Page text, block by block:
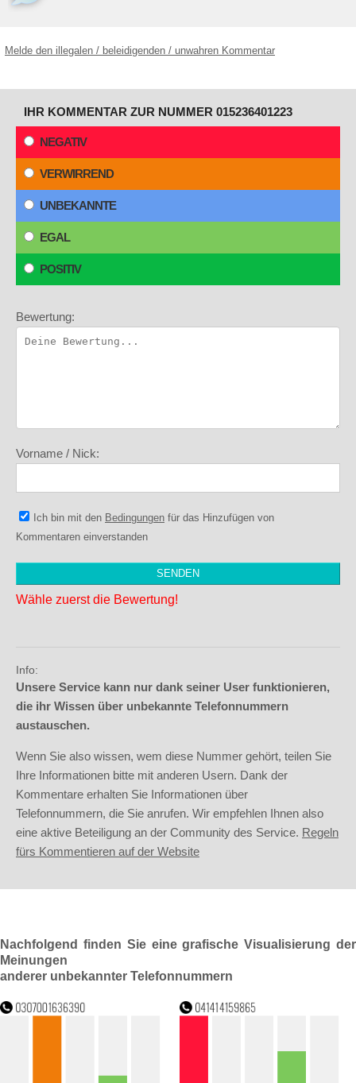
Melde den illegalen / beleidigenden / unwahren Kommentar
IHR KOMMENTAR ZUR NUMMER 015236401223
NEGATIV
VERWIRREND
UNBEKANNTE
EGAL
POSITIV
Bewertung:
Vorname / Nick:
Ich bin mit den Bedingungen für das Hinzufügen von
Kommentaren einverstanden
Wähle zuerst die Bewertung!
Info:
Unsere Service kann nur dank seiner User funktionieren,
die ihr Wissen über unbekannte Telefonnummern
austauschen.
Wenn Sie also wissen, wem diese Nummer gehört, teilen Sie
Ihre Informationen bitte mit anderen Usern. Dank der
Kommentare erhalten Sie Informationen über
Telefonnummern, die Sie anrufen. Wir empfehlen Ihnen also
eine aktive Beteiligung an der Community des Service. Regeln
fürs Kommentieren auf der Website
Nachfolgend finden Sie eine grafische Visualisierung der
Meinungen
anderer unbekannter Telefonnummern